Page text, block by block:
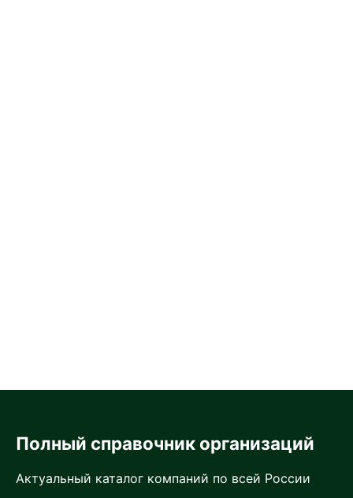
Полный справочник организаций
Актуальный каталог компаний по всей России